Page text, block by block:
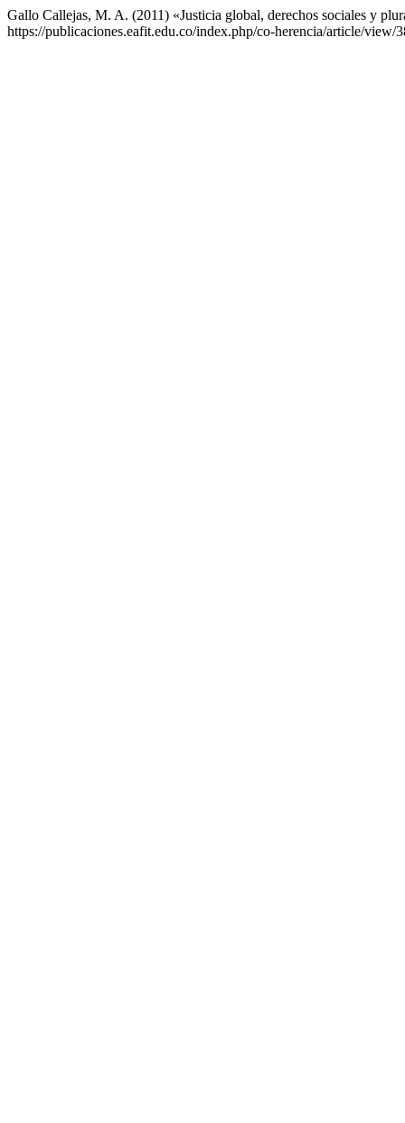
Gallo Callejas, M. A. (2011) «Justicia global, derechos sociales y
https://publicaciones.eafit.edu.co/index.php/co-herencia/article/view/